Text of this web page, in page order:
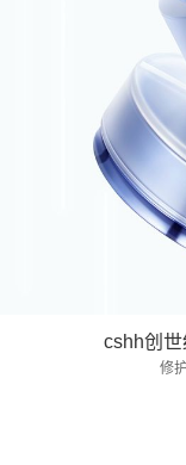
cshh创
修